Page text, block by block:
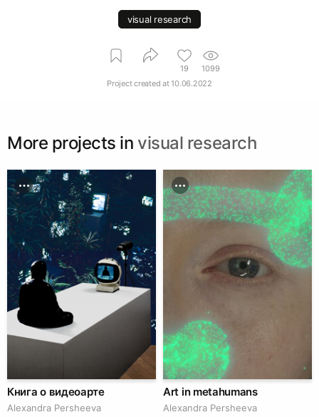
visual research
19
1099
Project created at10.06.2022
More projects in visual research
Книга о видеоарте
Alexandra Persheeva
Art in metahumans
Alexandra Persheeva